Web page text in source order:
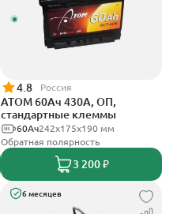
4.8 Россия
АТОМ 60Ач 430А, ОП,
стандартные клеммы
242х175х190 мм
60Ач
Обратная полярность
3 200 ₽
6 месяцев